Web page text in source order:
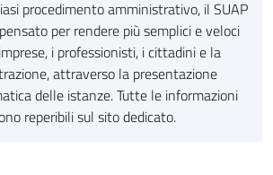
procedimento amministrativo, il SUAP
per rendere più semplici e veloci
i professionisti, i cittadini e la
attraverso la presentazione
delle istanze. Tutte le informazioni
reperibili sul sito dedicato.